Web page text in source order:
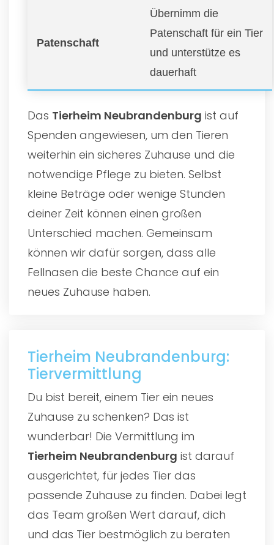
Patenschaft
Übernimm die
Patenschaft für ein Tier
und unterstütze es
dauerhaft
Das Tierheim Neubrandenburg ist auf
Spenden angewiesen, um den Tieren
weiterhin ein sicheres Zuhause und die
notwendige Pflege zu bieten. Selbst
kleine Beträge oder wenige Stunden
deiner Zeit können einen großen
Unterschied machen. Gemeinsam
können wir dafür sorgen, dass alle
Fellnasen die beste Chance auf ein
neues Zuhause haben.
Tierheim Neubrandenburg:
Tiervermittlung
Du bist bereit, einem Tier ein neues
Zuhause zu schenken? Das ist
wunderbar! Die Vermittlung im
Tierheim Neubrandenburg ist darauf
ausgerichtet, für jedes Tier das
passende Zuhause zu finden. Dabei legt
das Team großen Wert darauf, dich
und das Tier bestmöglich zu beraten